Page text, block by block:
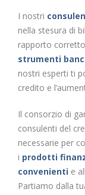
I nostri
nella stesura di
rapporto
strumenti
nostri esperti ti
credito e
Il consorzio di
consulenti del
necessarie per
i prodotti
convenienti e
Partiamo dalla